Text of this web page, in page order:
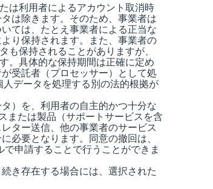
は利用者によるアカウント取消時
は除きます。そのため、事業者は
ては、たとえ事業者による正当な
り保持されます。また、事業者の
保持されることがありますが、
。具体的な保持期間は正確に定め
受託者（プロセッサー）として処
データを処理する別の法的根拠が
）を、利用者の自主的かつ十分な
または製品（サポートサービスを含
ター送信、他の事業者のサービス
必要となります。同意の撤回は、
で申請することで行うことができま
き存在する場合には、選択された